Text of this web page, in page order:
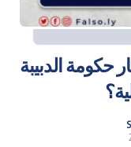
حكومة الدبيبة